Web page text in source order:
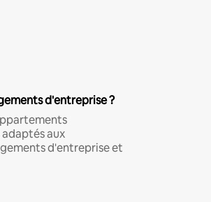
d'entreprise ?
aux
d'entreprise et